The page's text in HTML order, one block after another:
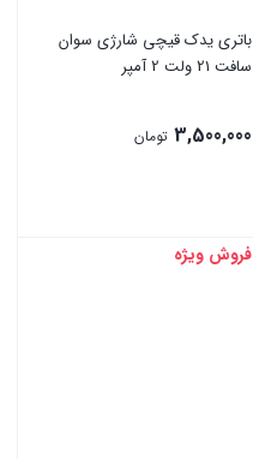
باتری یدک قیچی شارژی سوان
سافت 21 ولت 2 آمپر
3,500,000 تومان
بستن
فروش ویژه